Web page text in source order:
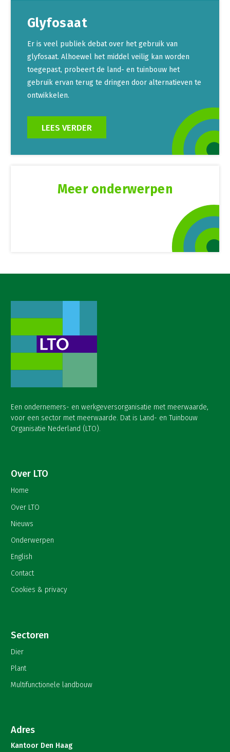
Glyfosaat
Er is veel publiek debat over het gebruik van
glyfosaat. Alhoewel het middel veilig kan worden
toegepast, probeert de land- en tuinbouw het
gebruik ervan terug te dringen door alternatieven te
ontwikkelen.
LEES VERDER
Meer onderwerpen
Een ondernemers- en werkgeversorganisatie met meerwaarde,
voor een sector met meerwaarde. Dat is Land- en Tuinbouw
Organisatie Nederland (LTO).
Over LTO
Home
Over LTO
Nieuws
Onderwerpen
English
Contact
Cookies & privacy
Sectoren
Dier
Plant
Multifunctionele landbouw
Adres
Kantoor Den Haag